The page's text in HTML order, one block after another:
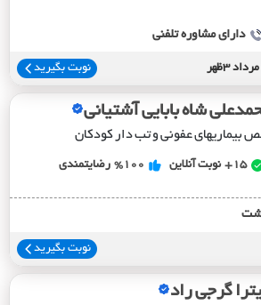
دارای مشاوره تلفنی
نوبت بگیرید
شاه بابایی آشتیانی
بیماریهای عفونی و تب دار کودکان
15+ نوبت آنلاین %100 رضایتمندی
نوبت بگیرید
گرجی راد